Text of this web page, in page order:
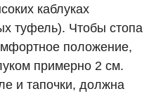
каблуках
туфель). Чтобы стопа
положение,
примерно 2 см.
и тапочки, должна